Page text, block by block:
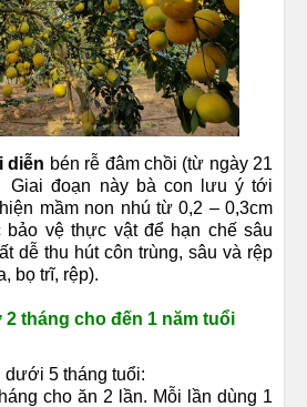
diễn bén rễ đâm chồi (từ ngày 21
Giai đoạn này bà con lưu ý tới
mầm non nhú từ 0,2 – 0,3cm
bảo vệ thực vật để hạn chế sâu
dễ thu hút côn trùng, sâu và rệp
bọ trĩ, rệp).
2 tháng cho đến 1 năm tuổi
dưới 5 tháng tuổi:
cho ăn 2 lần. Mỗi lần dùng 1